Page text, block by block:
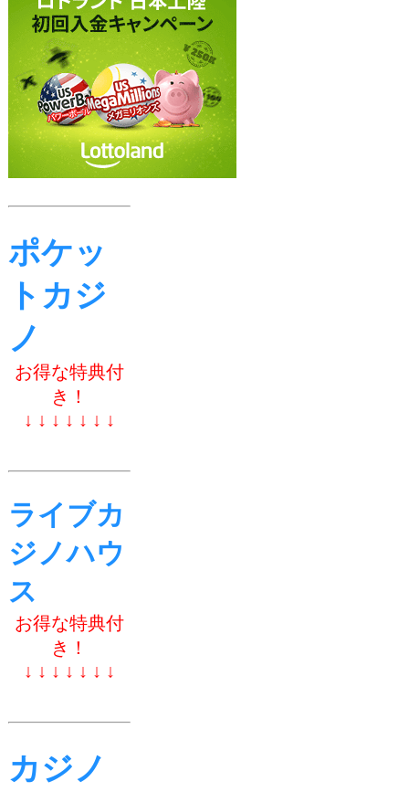
ポケッ
トカジ
ノ
お得な特典付
き！
↓ ↓ ↓ ↓ ↓ ↓ ↓
ライブカ
ジノハウ
ス
お得な特典付
き！
↓ ↓ ↓ ↓ ↓ ↓ ↓
カジノ